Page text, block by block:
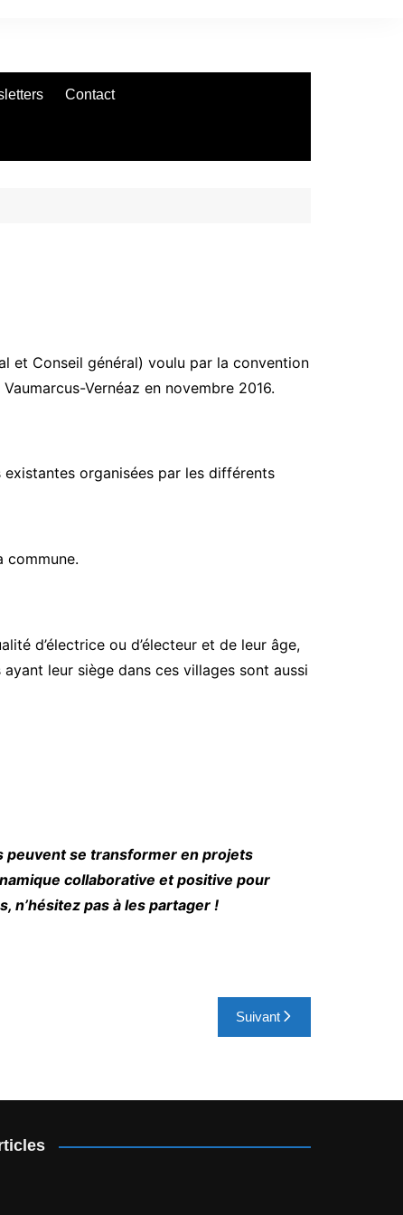
Contact
et Conseil général) voulu par la convention
Vernéaz en novembre 2016.
organisées par les différents
commune.
d’électrice ou d’électeur et de leur âge,
leur siège dans ces villages sont aussi
peuvent se transformer en projets
collaborative et positive pour
n’hésitez pas à les partager !
Suivant